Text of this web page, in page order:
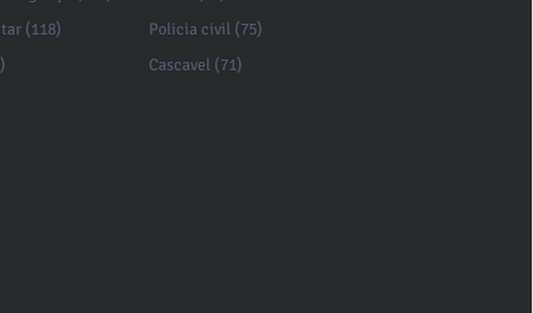
(118)
Policia civil (75)
Cascavel (71)